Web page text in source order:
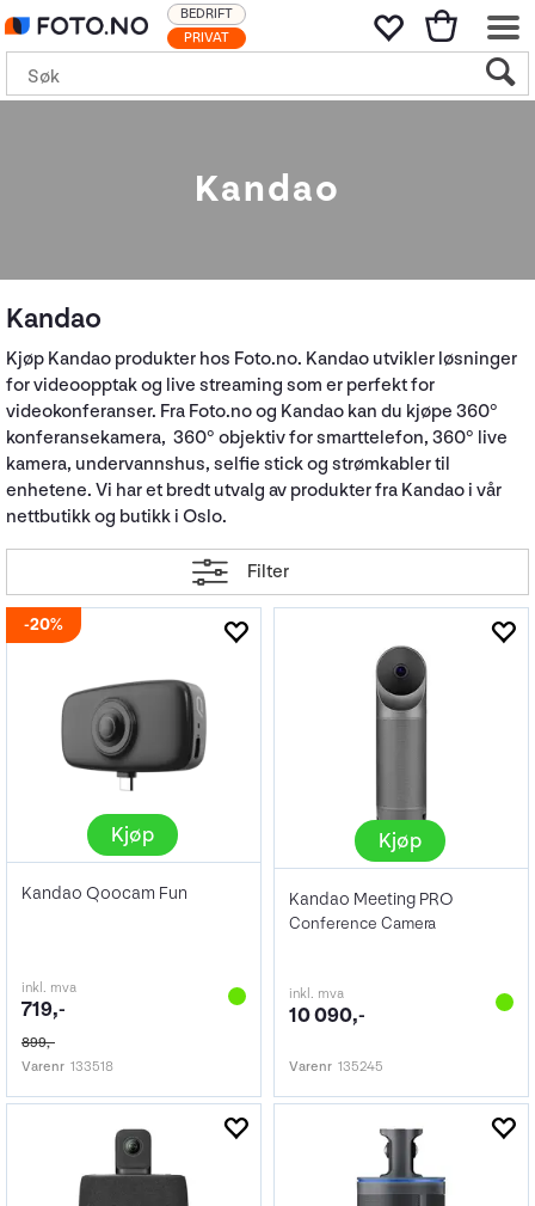
PRIVAT
BEDRIFT
Kandao
Kandao
Kjøp Kandao produkter hos Foto.no. Kandao utvikler løsninger
for videoopptak og live streaming som er perfekt for
videokonferanser. Fra Foto.no og Kandao kan du kjøpe 360°
konferansekamera, 360° objektiv for smarttelefon, 360° live
kamera, undervannshus, selfie stick og strømkabler til
enhetene. Vi har et bredt utvalg av produkter fra Kandao i vår
nettbutikk og butikk i Oslo.
Filter
20%
Kjøp
Kandao Qoocam Fun
inkl. mva
719,-
899,-
Varenr 133518
Kjøp
Kandao Meeting PRO
Conference Camera
inkl. mva
10 090,-
Varenr 135245